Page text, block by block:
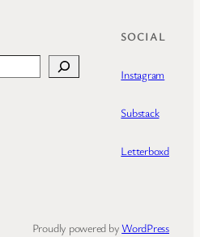
SOCIAL
Instagram
Substack
Letterboxd
Proudly powered byWordPress